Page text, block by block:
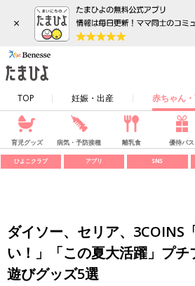
×
TOP 妊娠・出産 赤ちゃん
育児グッズ 病気・予防接種 離乳食 優待パス
ひよこクラブ アプリ SNS
ダイソー、セリア、3COINS
い！」「この夏大活躍」プ
遊びグッズ5選